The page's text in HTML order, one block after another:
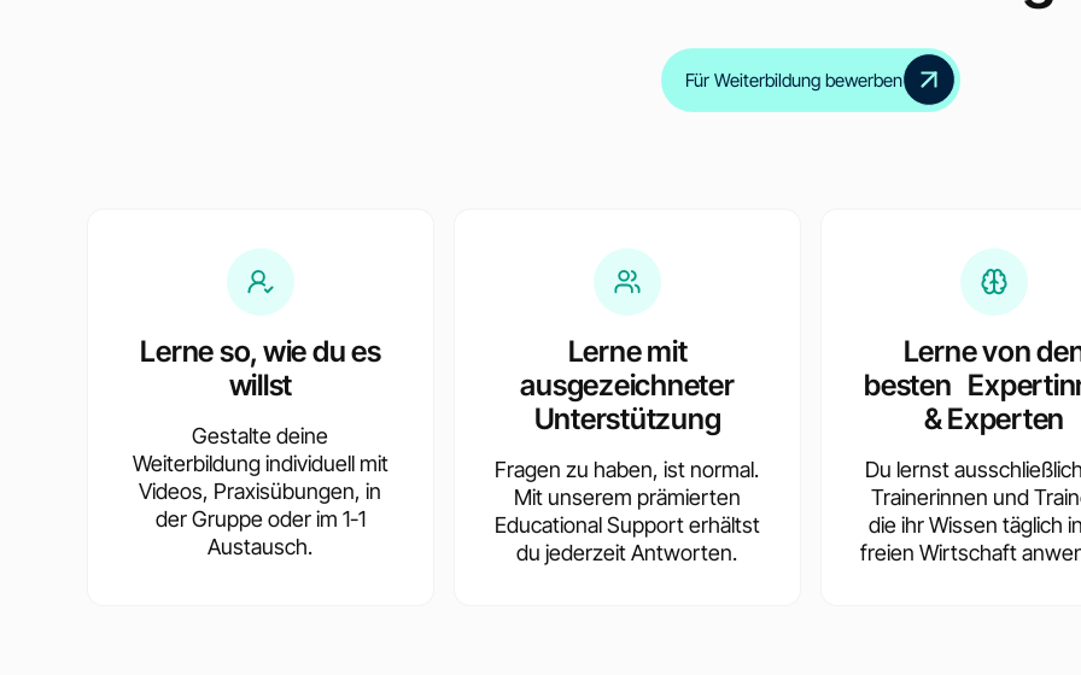
Für Weiterbildung bewerben
Lerne so, wie du es
willst
Gestalte deine
Weiterbildung individuell mit
Videos, Praxisübungen, in
der Gruppe oder im 1-1
Austausch.
Lerne mit
ausgezeichneter
Unterstützung
Fragen zu haben, ist normal.
Mit unserem prämierten
Educational Support erhältst
du jederzeit Antworten.
Lerne von
besten
& Experten
Du lernst
Trainerinnen und
die ihr Wissen täglich
freien Wirtschaft